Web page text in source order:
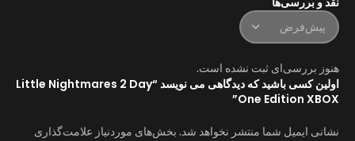
هنوز بررسی‌ای ثبت نشده است.
اولین کسی باشید که دیدگاهی می نویسد “Little Nightmares 2 Day
One Edition XBOX”
نشانی ایمیل شما منتشر نخواهد شد. بخش‌های موردنیاز علامت‌گذاری